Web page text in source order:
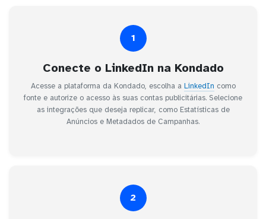
1
Conecte o LinkedIn na Kondado
Acesse a plataforma da Kondado, escolha a LinkedIn como
fonte e autorize o acesso às suas contas publicitárias. Selecione
as integrações que deseja replicar, como Estatísticas de
Anúncios e Metadados de Campanhas.
2